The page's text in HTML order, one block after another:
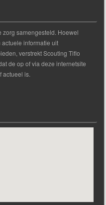
zorg samengesteld. Hoewel
informatie uit
verstrekt Scouting Tiflo
de op of via deze internetsite
actueel is.